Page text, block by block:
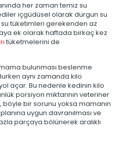
her zaman temiz su
içgüdüsel olarak durgun su
tüketimleri gerekenden az
ek olarak haftada birkaç kez
tüketmelerini de
bulunması beslenme
aynı zamanda kilo
açar. Bu nedenle kedinin kilo
porsiyon miktarının veteriner
bir sorunu yoksa mamanın
uygun davranılması ve
parçaya bölünerek aralıklı